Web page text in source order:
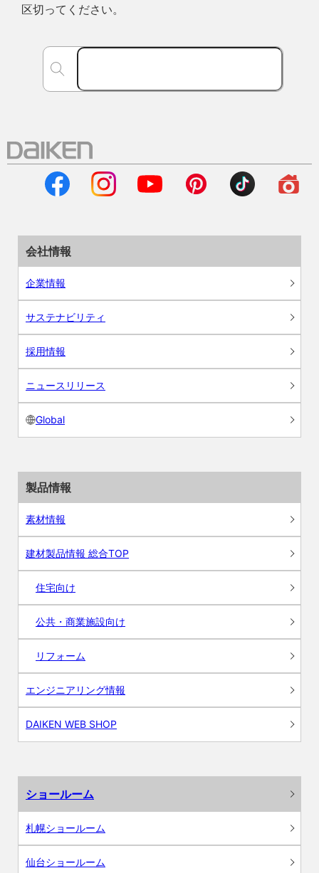
区切ってください。
会社情報
企業情報
サステナビリティ
採用情報
ニュースリリース
Global
製品情報
素材情報
建材製品情報 総合TOP
住宅向け
公共・商業施設向け
リフォーム
エンジニアリング情報
DAIKEN WEB SHOP
ショールーム
札幌ショールーム
仙台ショールーム